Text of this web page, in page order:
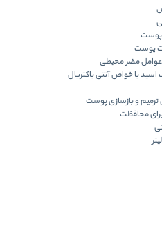
پوست
پوست
عوامل مضر محیطی
با خواص آنتی باکتریال
ترمیم و بازسازی پوست